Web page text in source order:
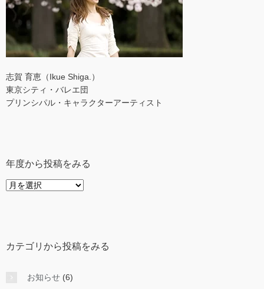
志賀 育恵（Ikue Shiga.）
東京シティ・バレエ団
プリンシパル・キャラクターアーティスト
年度から投稿をみる
年
稿
み
カテゴリから投稿をみる
お知らせ (6)